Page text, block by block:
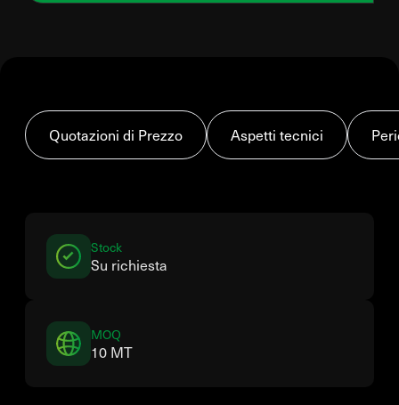
Quotazioni di Prezzo Aspetti tecnici
Stock
Su richiesta
MOQ
10 MT